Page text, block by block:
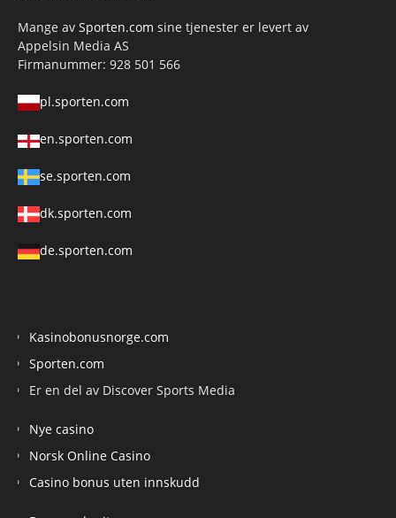
Mange av Sporten.com sine tjenester er levert av
Appelsin Media AS
Firmanummer: 928 501 566
pl.sporten.com
en.sporten.com
se.sporten.com
dk.sporten.com
de.sporten.com
Kasinobonusnorge.com
Sporten.com
Er en del av Discover Sports Media
Nye casino
Norsk Online Casino
Casino bonus uten innskudd